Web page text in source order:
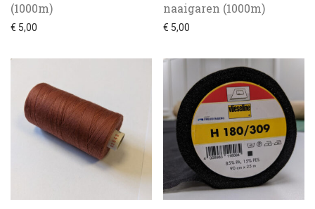
(1000m)
€ 5,00
naaigaren (1000m)
€ 5,00